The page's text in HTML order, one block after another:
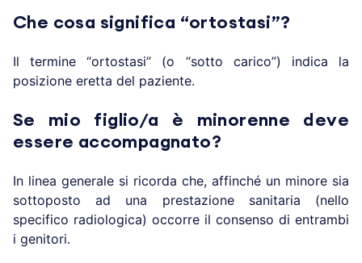
Che cosa significa “ortostasi”?
Il termine “ortostasi” (o “sotto carico”) indica la
posizione eretta del paziente.
Se mio figlio/a è minorenne deve
essere accompagnato?
In linea generale si ricorda che, affinché un minore sia
sottoposto ad una prestazione sanitaria (nello
specifico radiologica) occorre il consenso di entrambi
i genitori.